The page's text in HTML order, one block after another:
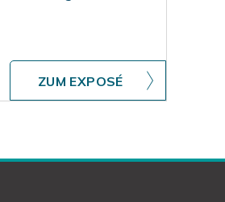
ZUM EXPOSÉ